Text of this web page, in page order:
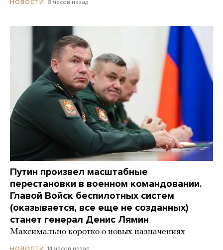
НОВОСТИ 8 часов назад
Путин произвел масштабные
перестановки в военном командовании.
Главой Войск беспилотных систем
(оказывается, все еще не созданных)
станет генерал Денис Лямин
Максимально коротко о новых назначениях
НОВОСТИ 14 часов назад